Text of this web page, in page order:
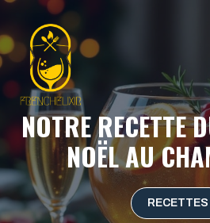
au
contenu
NOTRE RECETTE
NOËL AU
RECETTES